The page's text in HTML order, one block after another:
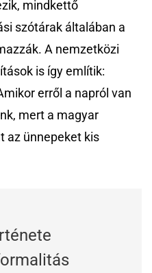
mindkettő
szótárak általában a
A nemzetközi
is így említik:
erről a napról van
mert a magyar
az ünnepeket kis